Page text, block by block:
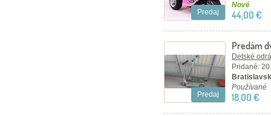
Predaj
Nové
44,00 €
Predaj
Predám
Detské
Pridané:
Používané
18,00 €